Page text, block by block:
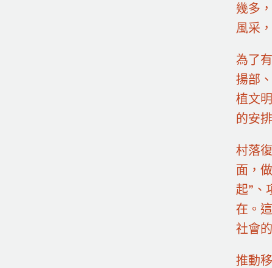
幾多
風采
為了
揚部
植文
的安
村落
面，
起”、
在。
社會
推動